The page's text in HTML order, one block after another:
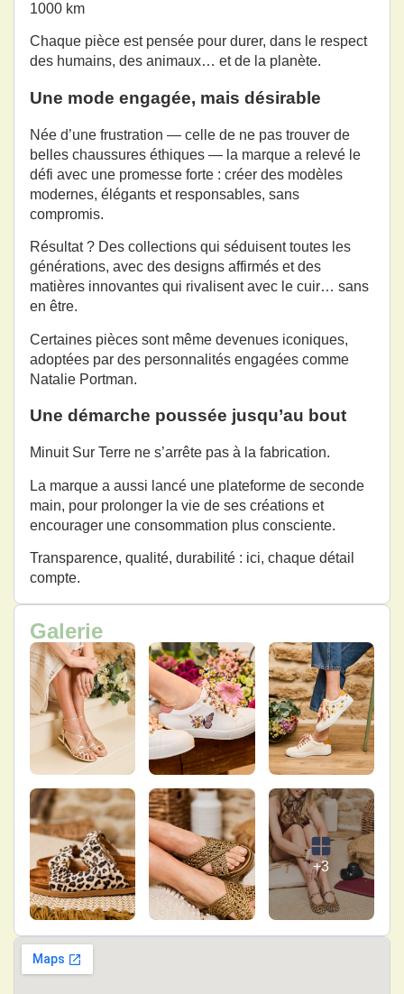
1000 km
Chaque pièce est pensée pour durer, dans le respect
des humains, des animaux… et de la planète.
Une mode engagée, mais désirable
Née d’une frustration — celle de ne pas trouver de
belles chaussures éthiques — la marque a relevé le
défi avec une promesse forte : créer des modèles
modernes, élégants et responsables, sans
compromis.
Résultat ? Des collections qui séduisent toutes les
générations, avec des designs affirmés et des
matières innovantes qui rivalisent avec le cuir… sans
en être.
Certaines pièces sont même devenues iconiques,
adoptées par des personnalités engagées comme
Natalie Portman.
Une démarche poussée jusqu’au bout
Minuit Sur Terre ne s’arrête pas à la fabrication.
La marque a aussi lancé une plateforme de seconde
main, pour prolonger la vie de ses créations et
encourager une consommation plus consciente.
Transparence, qualité, durabilité : ici, chaque détail
compte.
Galerie
+3